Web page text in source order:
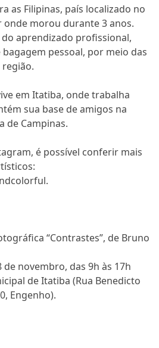
as Filipinas, país localizado no
onde morou durante 3 anos.
aprendizado profissional,
pessoal, por meio das
em Itatiba, onde trabalha
sua base de amigos na
de Campinas.
é possível conferir mais
“Contrastes”, de Bruno
de novembro, das 9h às 17h
de Itatiba (Rua Benedicto
Engenho).